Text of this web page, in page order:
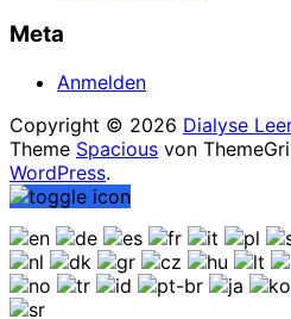
Meta
Anmelden
Copyright © 2026 Dialyse Leer
Theme Spacious von
WordPress.